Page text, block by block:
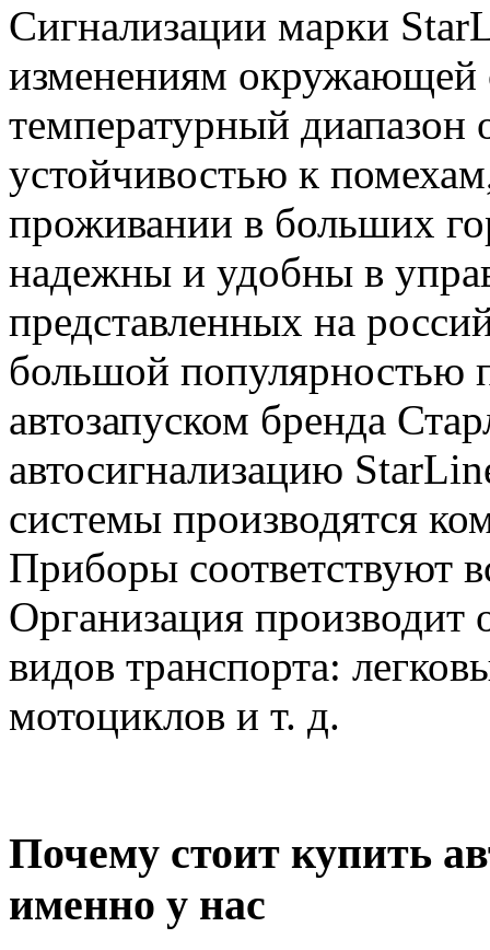
Сигнализации марки
изменениям
температурный
устойчивостью к
проживании в больших
надежны и удобны в
представленных на
большой популярностью
автозапуском бренда
автосигнализацию
системы производятся
Приборы соответствуют
Организация
видов транспорта:
мотоциклов и т. д.
Почему стоит купить
именно у нас